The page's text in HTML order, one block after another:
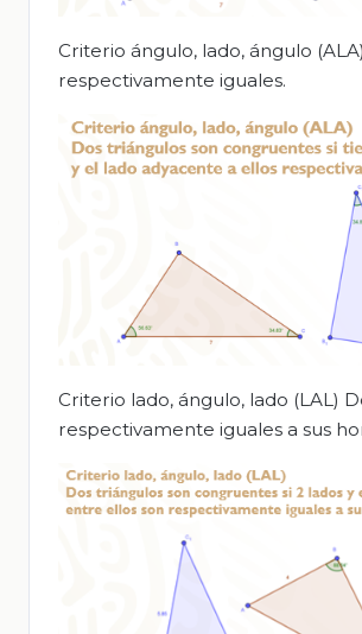
Criterio ángulo, lado, ángulo
respectivamente iguales.
Criterio lado, ángulo, lado (LAL)
respectivamente iguales a sus